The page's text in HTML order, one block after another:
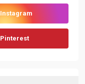
Instagram
Pinterest